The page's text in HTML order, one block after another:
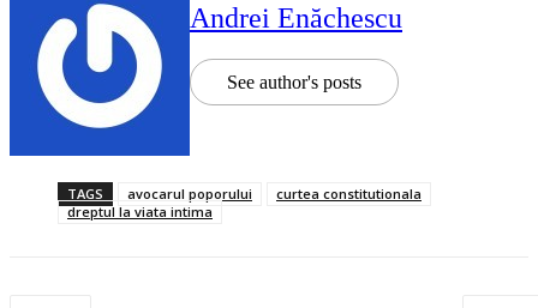
Andrei Enăchescu
See author's posts
TAGS avocarul poporului
curtea constitutionala
dreptul la viata intima